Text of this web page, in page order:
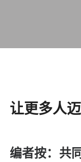
让更多人
编者按： 共